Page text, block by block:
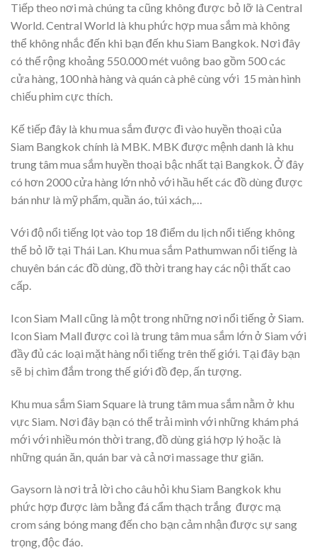
Tiếp theo nơi mà chúng ta cũng không được bỏ lỡ là Central
World. Central World là khu phức hợp mua sắm mà không
thể không nhắc đến khi bạn đến khu Siam Bangkok. Nơi đây
có thể rộng khoảng 550.000 mét vuông bao gồm 500 các
cửa hàng, 100 nhà hàng và quán cà phê cùng với 15 màn hình
chiếu phim cực thích.
Kế tiếp đây là khu mua sắm được đi vào huyền thoại của
Siam Bangkok chính là MBK. MBK được mệnh danh là khu
trung tâm mua sắm huyền thoại bậc nhất tại Bangkok. Ở đây
có hơn 2000 cửa hàng lớn nhỏ với hầu hết các đồ dùng được
bán như là mỹ phẩm, quần áo, túi xách,…
Với độ nổi tiếng lọt vào top 18 điểm du lịch nổi tiếng không
thể bỏ lỡ tại Thái Lan. Khu mua sắm Pathumwan nổi tiếng là
chuyên bán các đồ dùng, đồ thời trang hay các nội thất cao
cấp.
Icon Siam Mall cũng là một trong những nơi nổi tiếng ở Siam.
Icon Siam Mall được coi là trung tâm mua sắm lớn ở Siam với
đầy đủ các loại mặt hàng nổi tiếng trên thế giới. Tại đây bạn
sẽ bị chìm đắm trong thế giới đồ đẹp, ấn tượng.
Khu mua sắm Siam Square là trung tâm mua sắm nằm ở khu
vực Siam. Nơi đây bạn có thể trải mình với những khám phá
mới với nhiều món thời trang, đồ dùng giá hợp lý hoặc là
những quán ăn, quán bar và cả nơi massage thư giãn.
Gaysorn là nơi trả lời cho câu hỏi khu Siam Bangkok khu
phức hợp được làm bằng đá cẩm thạch trắng được mạ
crom sáng bóng mang đến cho bạn cảm nhận được sự sang
trọng, độc đáo.